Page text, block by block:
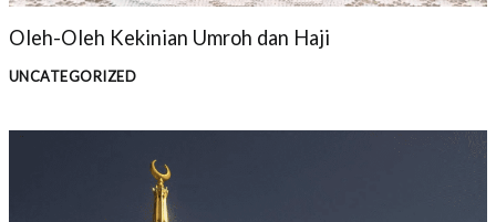
Oleh-Oleh Kekinian Umroh dan Haji
UNCATEGORIZED